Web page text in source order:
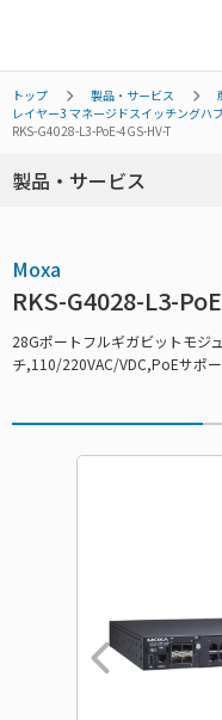
トップ 製品・サービス
レイヤー3 マネージドスイッチングハ
RKS-G4028-L3-PoE-4GS-HV-T
製品・サービス
Moxa
RKS-G4028-L3-
28Gポートフルギガビットモジ
チ,110/220VAC/VDC,PoEサポ